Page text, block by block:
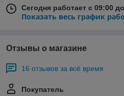
Сегодня работает с 09:00
Показать весь график
Отзывы о магазине
16 отзывов за всё время
Покупатель